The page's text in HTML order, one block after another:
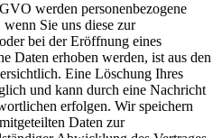
werden personenbezogene
Sie uns diese zur
bei der Eröffnung eines
Daten erhoben werden, ist aus den
Eine Löschung Ihres
und kann durch eine Nachricht
erfolgen. Wir speichern
Daten zur